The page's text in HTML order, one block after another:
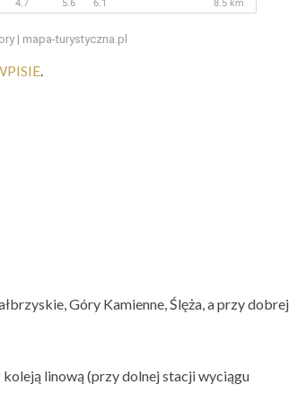
| mapa-turystyczna.pl
.
Góry Kamienne, Ślęża, a przy dobrej
linową (przy dolnej stacji wyciągu